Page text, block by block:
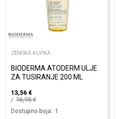
ZENSKA KUPKA
BIODERMA ATODERM ULJE
ZA TUSIRANJE 200 ML
13,56 €
16,95€
Dostupno boja: 1